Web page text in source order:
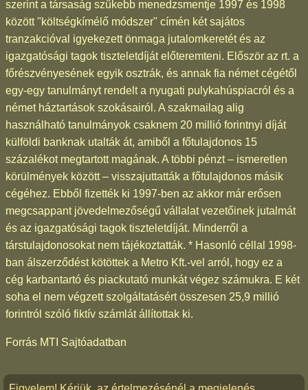
szerint a társaság szűkebb menedzsmentje 1997 és 1998
között "költségkímélő módszer" címén két sajátos
tranzakcióval igyekezett önmaga jutalomkeretét és az
igazgatósági tagok tiszteletdíját előteremteni. Először az rt. a
főrészvényesének egyik osztrák, és annak fia német cégétől
egy-egy tanulmányt rendelt a nyugati pulykahúspiacról és a
német háztartások szokásairól. A szakmailag alig
használható tanulmányok csaknem 20 millió forintnyi díját
külföldi banknak utalták át, amiből a főtulajdonos 15
százalékot megtartott magának. A többi pénzt – ismeretlen
körülmények között – visszajuttatták a főtulajdonos másik
cégéhez. Ebből fizették ki 1997-ben az akkor már erősen
megcsappant jövedelmezőségű vállalat vezetőinek jutalmát
és az igazgatósági tagok tiszteletdíját. Minderről a
társtulajdonosokat nem tájékoztatták. * Hasonló céllal 1998-
ban álszerződést kötöttek a Metro Kft.-vel arról, hogy ez a
cég karbantartó és piackutató munkát végez számukra. E két
soha el nem végzett szolgáltatásért összesen 25,9 millió
forintról szóló fiktív számlát állítottak ki.
Forrás MTI Sajtóadatban